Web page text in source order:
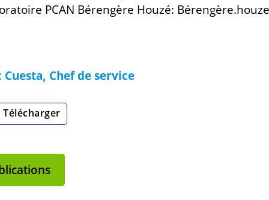
PCAN Bérengère Houzé:
Chef de service
Télécharger